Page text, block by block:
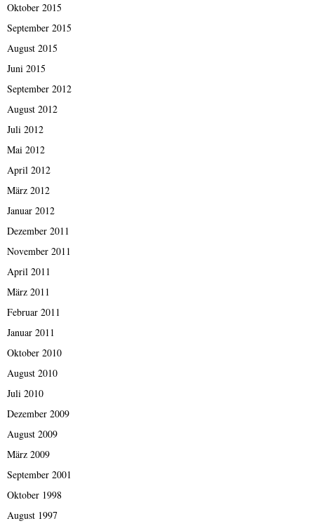
Oktober 2015
September 2015
August 2015
Juni 2015
September 2012
August 2012
Juli 2012
Mai 2012
April 2012
März 2012
Januar 2012
Dezember 2011
November 2011
April 2011
März 2011
Februar 2011
Januar 2011
Oktober 2010
August 2010
Juli 2010
Dezember 2009
August 2009
März 2009
September 2001
Oktober 1998
August 1997